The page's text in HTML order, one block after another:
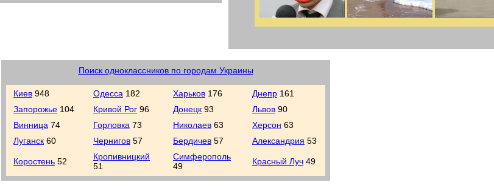
Поиск одноклассников по городам Украины
Киев 948 Одесса 182 Харьков 176 Днепр 161
Запорожье 104 Кривой Рог 96 Донецк 93 Львов 90
Винница 74 Горловка 73 Николаев 63 Херсон 63
Луганск 60 Чернигов 57 Бердичев 57 Александрия 53
Коростень 52
Кропивницкий
51
Симферополь
49
Красный Луч 49